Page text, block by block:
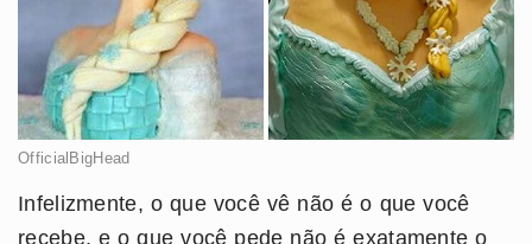
OfficialBigHead
Infelizmente, o que você vê não é o que você
recebe, e o que você pede não é exatamente o